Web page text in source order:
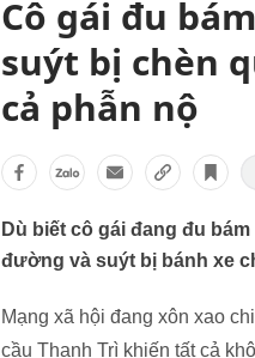
Cô gái đu
suýt bị chèn
cả phẫn nộ
Dù biết cô gái đang đu
đường và suýt bị bánh xe
Mạng xã hội đang xôn xao
cầu Thanh Trì khiến tất cả